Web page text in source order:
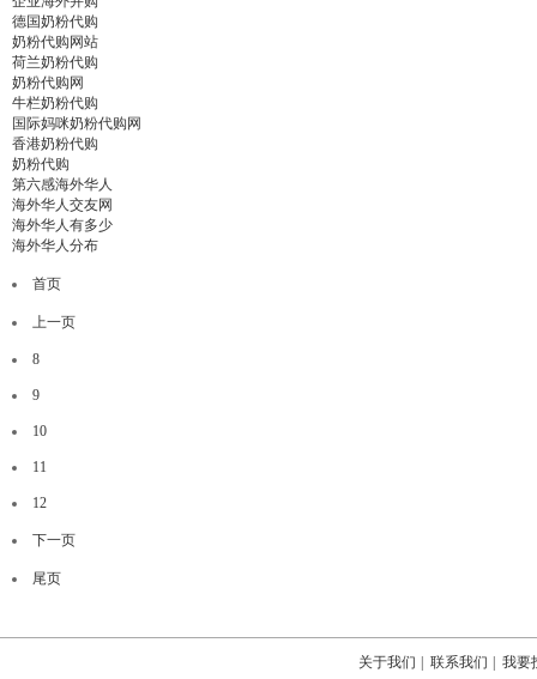
德国奶粉代购
奶粉代购网站
荷兰奶粉代购
奶粉代购网
牛栏奶粉代购
国际妈咪奶粉代购网
香港奶粉代购
奶粉代购
第六感海外华人
海外华人交友网
海外华人有多少
海外华人分布
首页
上一页
8
9
10
11
12
下一页
尾页
关于我们 联系我们 我要